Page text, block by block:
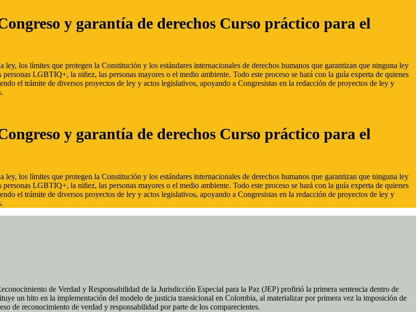
y garantía de derechos Curso práctico para el
los límites que protegen la Constitución y los estándares internacionales de derechos humanos que garantizan que ninguna ley
LGBTIQ+, la niñez, las personas mayores o el medio ambiente. Todo este proceso se hará con la guía experta de quienes
el trámite de diversos proyectos de ley y actos legislativos, apoyando a Congresistas en la redacción de proyectos de ley y
y garantía de derechos Curso práctico para el
los límites que protegen la Constitución y los estándares internacionales de derechos humanos que garantizan que ninguna ley
LGBTIQ+, la niñez, las personas mayores o el medio ambiente. Todo este proceso se hará con la guía experta de quienes
el trámite de diversos proyectos de ley y actos legislativos, apoyando a Congresistas en la redacción de proyectos de ley y
de Verdad y Responsabilidad de la Jurisdicción Especial para la Paz (JEP) profirió la primera sentencia dentro de
un hito en la implementación del modelo de justicia transicional en Colombia, al materializar por primera vez la imposición de
de reconocimiento de verdad y responsabilidad por parte de los comparecientes.